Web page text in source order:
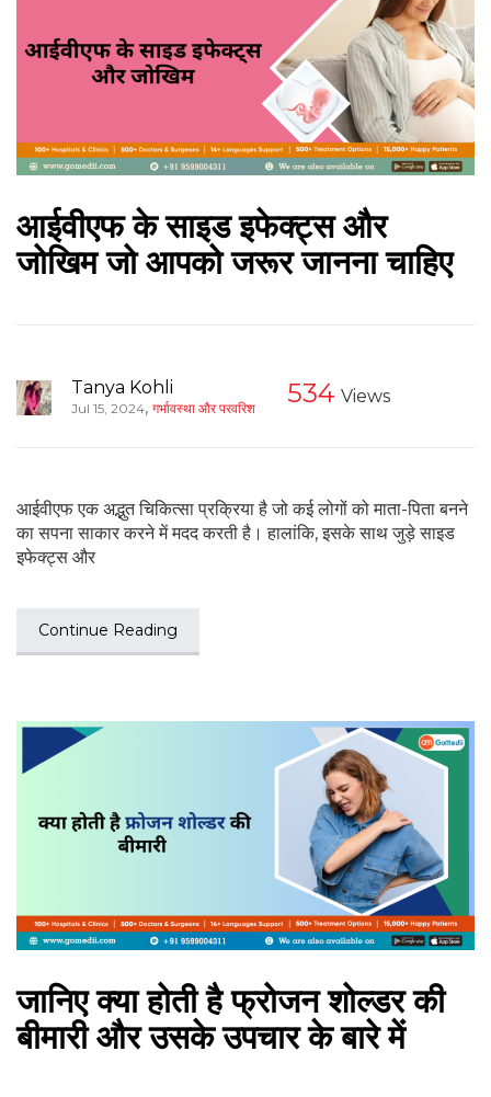
आईवीएफ के साइड इफेक्ट्स और
जोखिम जो आपको जरूर जानना चाहिए
Tanya Kohli
Jul 15, 2024, गर्भावस्था और परवरिश 534 Views
आईवीएफ एक अद्भुत चिकित्सा प्रक्रिया है जो कई लोगों को माता-पिता बनने
का सपना साकार करने में मदद करती है। हालांकि, इसके साथ जुड़े साइड
इफेक्ट्स और
Continue Reading
जानिए क्या होती है फ्रोजन शोल्डर की
बीमारी और उसके उपचार के बारे में